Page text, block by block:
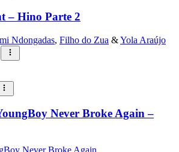
– Hino Parte 2
Ndongadas, Filho do Zua &Yola Araújo
Never Broke Again –